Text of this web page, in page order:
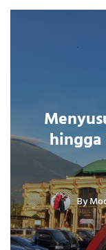
hingga
By